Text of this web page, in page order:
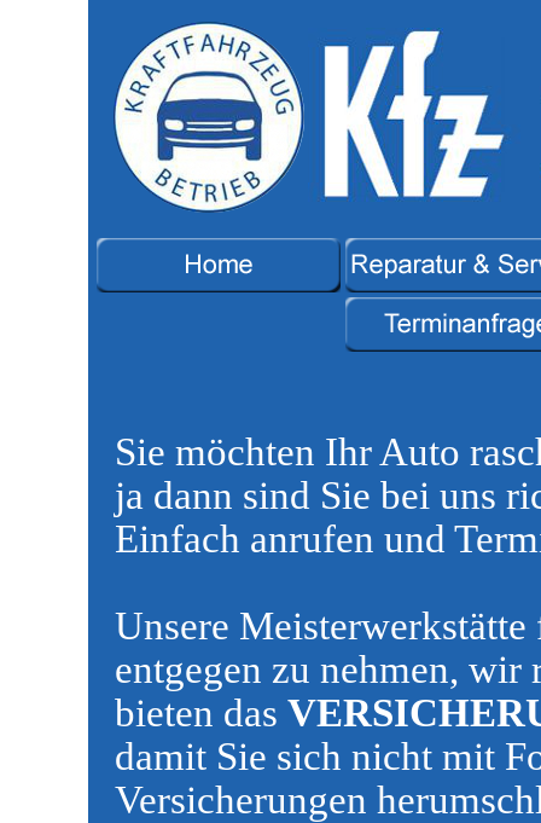
Sie möchten Ihr Auto
ja dann sind Sie bei uns
Einfach anrufen und
Unsere
entgegen zu nehmen,
bieten das
damit Sie sich nicht mit
Versicherungen